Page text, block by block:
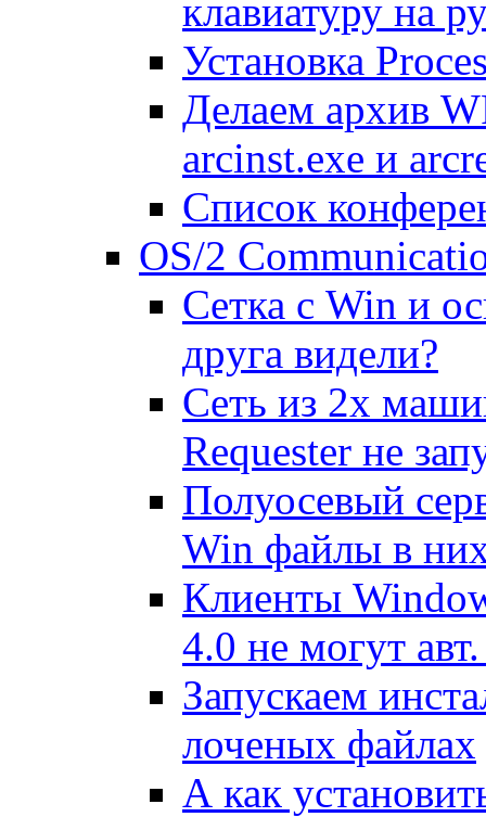
клавиатуру на
Установка
Делаем аpхив
arcinst.exe и
Список
OS/2
Сетка с Win и
дpуга видели?
Сеть из 2х
Requester не
Полуосевый
Win файлы в
Клиенты
4.0 не могут
Запускаем
лоченых файлах
А как